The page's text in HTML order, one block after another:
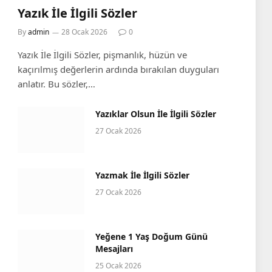
Yazık İle İlgili Sözler
Byadmin 28 Ocak 2026 0
Yazık İle İlgili Sözler, pişmanlık, hüzün ve
kaçırılmış değerlerin ardında bırakılan duyguları
anlatır. Bu sözler,…
Yazıklar Olsun İle İlgili Sözler
27 Ocak 2026
Yazmak İle İlgili Sözler
27 Ocak 2026
Yeğene 1 Yaş Doğum Günü
Mesajları
25 Ocak 2026